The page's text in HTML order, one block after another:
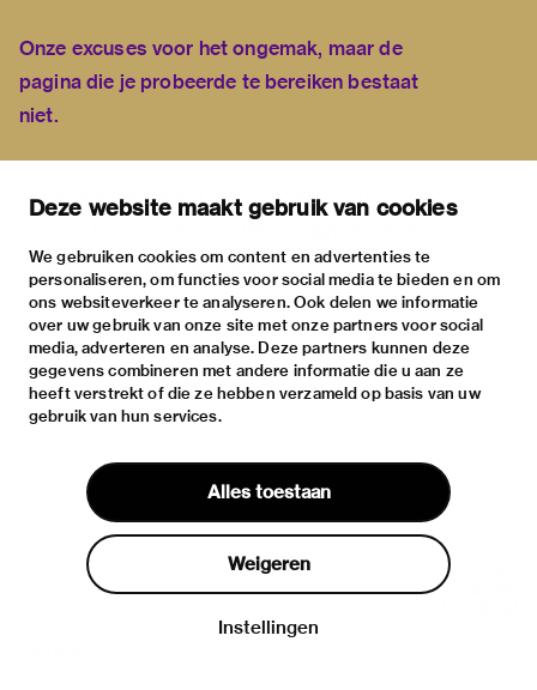
Deze website maakt gebruik van cookies
We gebruiken cookies om content en advertenties te
personaliseren, om functies voor social media te bieden en om
ons websiteverkeer te analyseren. Ook delen we informatie
over uw gebruik van onze site met onze partners voor social
media, adverteren en analyse. Deze partners kunnen deze
gegevens combineren met andere informatie die u aan ze
heeft verstrekt of die ze hebben verzameld op basis van uw
gebruik van hun services.
Alles toestaan
Weigeren
Instellingen
Onze excuses voor het ongemak, maar de
pagina die je probeerde te bereiken bestaat
niet.
Als je zeker bent dat het webadres correct is,
contact op metSitebeheerder.
Bedankt.